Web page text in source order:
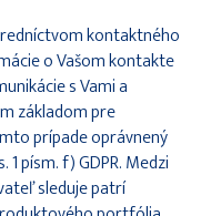
kontaktného
o Vašom kontakte
s Vami a
základom pre
prípade oprávnený
písm. f) GDPR. Medzi
sleduje patrí